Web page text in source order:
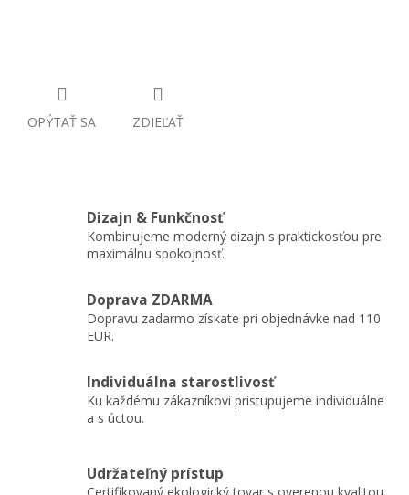
OPÝTAŤ SA ZDIEĽAŤ
Dizajn & Funkčnosť
Kombinujeme moderný dizajn s praktickosťou pre
maximálnu spokojnosť.
Doprava ZDARMA
Dopravu zadarmo získate pri objednávke nad 110
EUR.
Individuálna starostlivosť
Ku každému zákazníkovi pristupujeme individuálne
a s úctou.
Udržateľný prístup
Certifikovaný ekologický tovar s overenou kvalitou.